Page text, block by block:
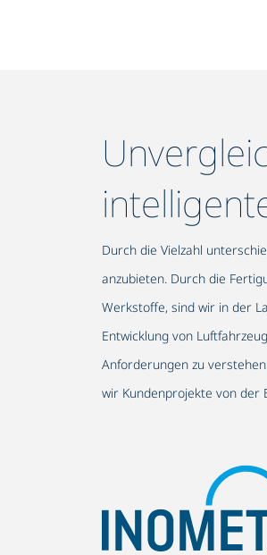
Durch die Vielzahl
anzubieten. Durch die
Werkstoffe, sind wir in der
Entwicklung von
Anforderungen zu
wir Kundenprojekte von der